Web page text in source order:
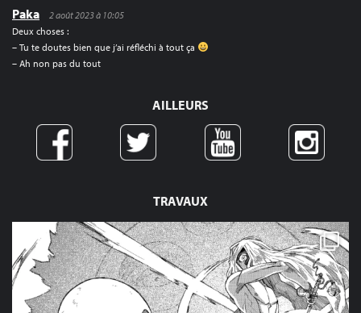
TRAVAUX
Paka
2 août 2023 à 10:05
Deux choses :
– Tu te doutes bien que j’ai réfléchi à tout ça
– Ah non pas du tout
AILLEURS